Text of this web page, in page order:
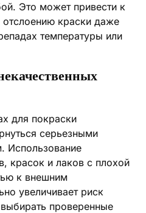
Это может привести к
краски даже
температуры или
для покраски
серьезными
Использование
красок и лаков с плохой
к внешним
увеличивает риск
проверенные